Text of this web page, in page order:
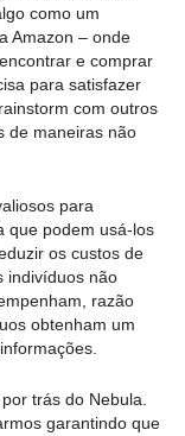
como um
Amazon – onde
e comprar
para satisfazer
com outros
de maneiras não
para
que podem usá-los
os custos de
indivíduos não
razão
obtenham um
trás do Nebula.
garantindo que